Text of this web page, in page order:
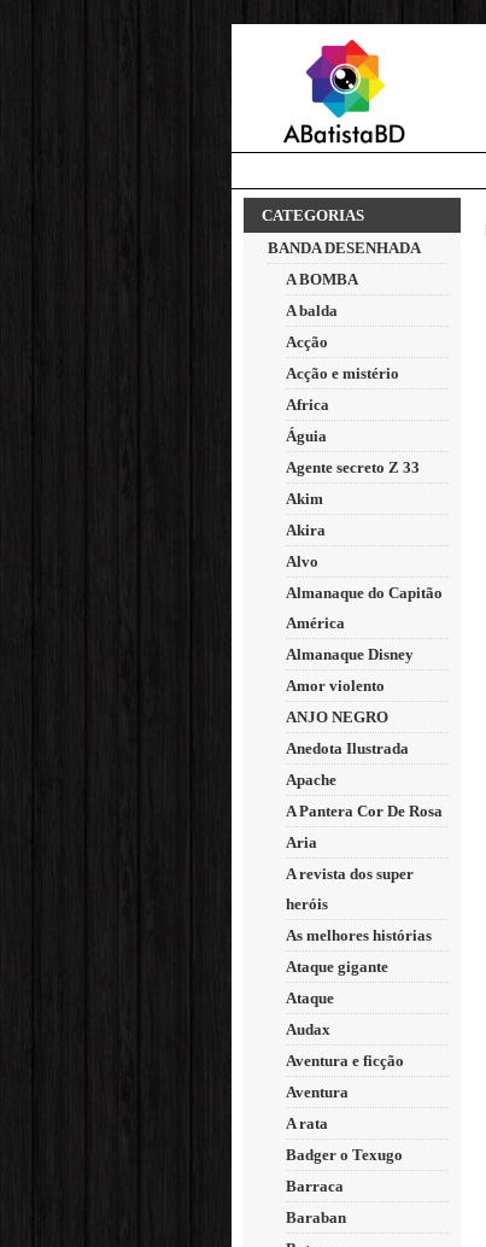
CATEGORIAS
BANDA DESENHADA
A BOMBA
A balda
Acção
Acção e mistério
Africa
Águia
Agente secreto Z 33
Akim
Akira
Alvo
Almanaque do Capitão
América
Almanaque Disney
Amor violento
ANJO NEGRO
Anedota Ilustrada
Apache
A Pantera Cor De Rosa
Aria
A revista dos super
heróis
As melhores histórias
Ataque gigante
Ataque
Audax
Aventura e ficção
Aventura
A rata
Badger o Texugo
Barraca
Baraban